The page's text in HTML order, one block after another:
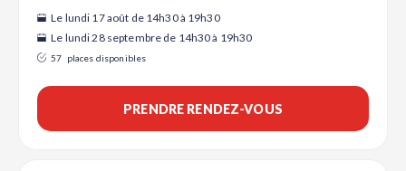
Le lundi 17 août de 14h30 à 19h30
Le lundi 28 septembre de 14h30 à 19h30
57 places disponibles
PRENDRE RENDEZ-VOUS